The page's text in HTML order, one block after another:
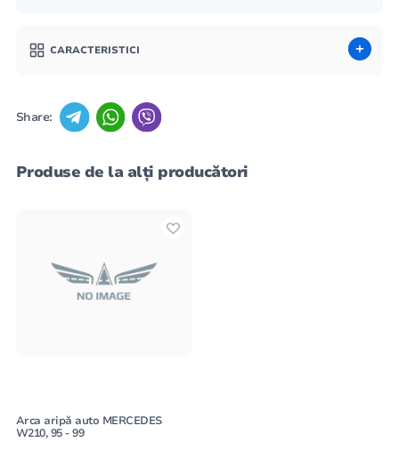
CARACTERISTICI
Share:
Produse de la alți producători
Arca aripă auto MERCEDES
W210, 95 - 99